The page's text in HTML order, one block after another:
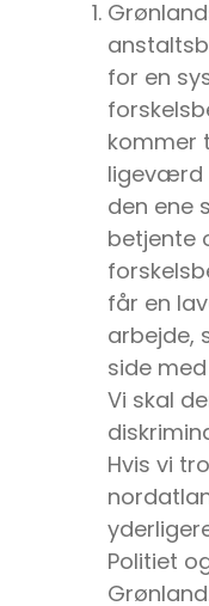
for en
kommer
ligeværd
den ene
betjente
får en
arbejde,
side
Vi skal
Hvis vi
Politiet